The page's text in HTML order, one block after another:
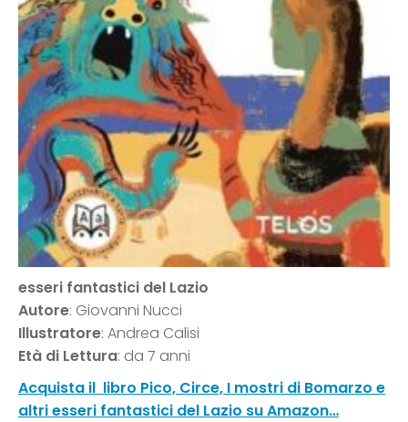
esseri fantastici del Lazio
Autore: Giovanni Nucci
Illustratore: Andrea Calisi
Età di Lettura: da 7 anni
Acquista il libro Pico, Circe, I mostri di Bomarzo e
altri esseri fantastici del Lazio su Amazon…